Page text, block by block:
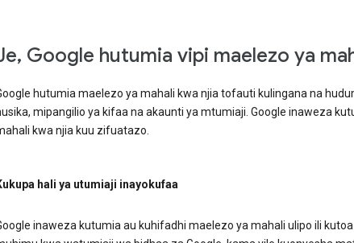
Google hutumia vipi maelezo ya
hutumia maelezo ya mahali kwa njia tofauti kulingana na
mipangilio ya kifaa na akaunti ya mtumiaji. Google inaweza
kwa njia kuu zifuatazo.
hali ya utumiaji inayokufaa
inaweza kutumia au kuhifadhi maelezo ya mahali ulipo ili